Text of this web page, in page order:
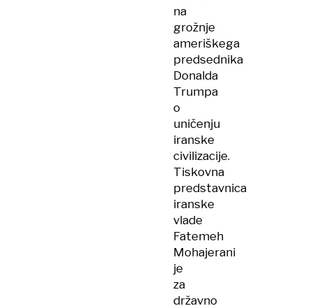
na
grožnje
ameriškega
predsednika
Donalda
Trumpa
o
uničenju
iranske
civilizacije.
Tiskovna
predstavnica
iranske
vlade
Fatemeh
Mohajerani
je
za
državno